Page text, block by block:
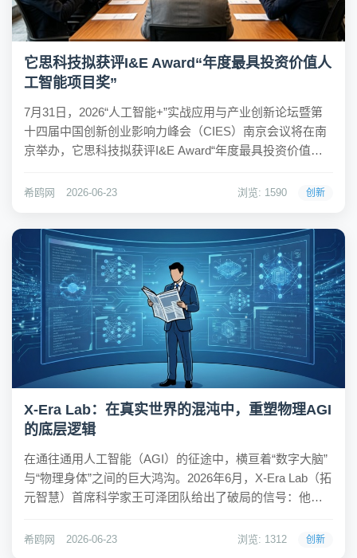
它思科技拟获评I&E Award“年度最具投资价值人
工智能项目奖”
7月31日，2026“人工智能+”实战应用与产业创新论坛暨第
十四届中国创新创业影响力峰会（CIES）南京会议将在南
京举办，它思科技拟获评I&E Award“年度最具投资价值人
式及社会价值等方面取得卓越成就的企业与项目。它思科
希鸥网 2026-06-23 浏览: 1590 创新
X-Era Lab：在真实世界的混沌中，重塑物理AGI
的底层逻辑
在通往通用人工智能（AGI）的征途中，横亘着“数字大脑”
与“物理身体”之间的巨大鸿沟。2026年6月，X-Era Lab（拓
元智慧）首席科学家王可泽团队给出了破局的信号：他们
的基座模型。不同于Anthropic等专注于数字世...
希鸥网 2026-06-23 浏览: 1312 创新